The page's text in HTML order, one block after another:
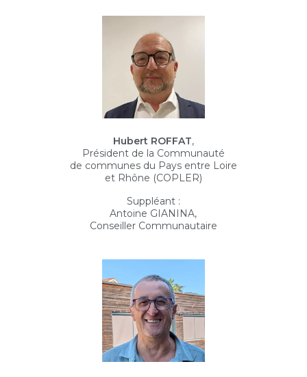
Hubert ROFFAT,
Président de la Communauté
de communes du Pays entre Loire
et Rhône (COPLER)
Suppléant :
Antoine GIANINA,
Conseiller Communautaire